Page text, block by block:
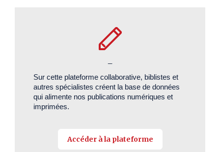
Sur cette plateforme collaborative, biblistes et
autres spécialistes créent la base de données
qui alimente nos publications numériques et
imprimées.
Accéder à la plateforme